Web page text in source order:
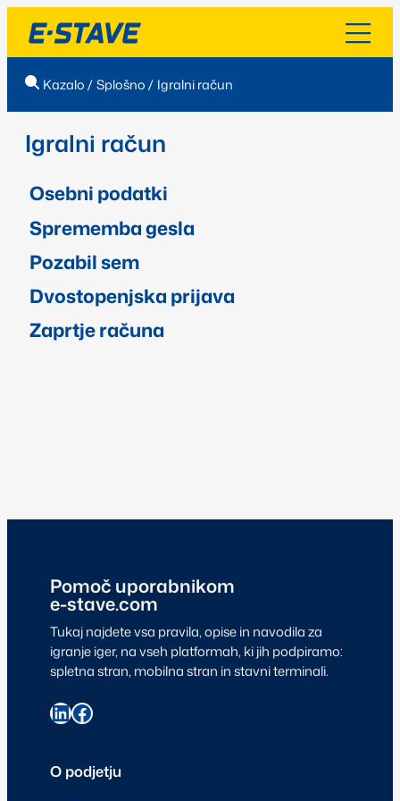
Kazalo/Splošno / Igralni račun
Igralni račun
Osebni podatki
Sprememba gesla
Pozabil sem
Dvostopenjska prijava
Zaprtje računa
Pomoč uporabnikom
e-stave.com
Tukaj najdete vsa pravila, opise in navodila za
igranje iger, na vseh platformah, ki jih podpiramo:
spletna stran, mobilna stran in stavni terminali.
O podjetju